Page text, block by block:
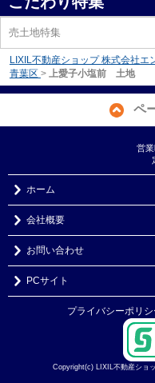
売土地特集
LIXIL不動産ショップ 株式会社エ
青葉区 > 上愛子小塩前 土地
ペ
営
ホーム
会社概要
お問い合わせ
PCサイト
プライバシーポリシ
Copyright(c) LIXIL不動産ショ